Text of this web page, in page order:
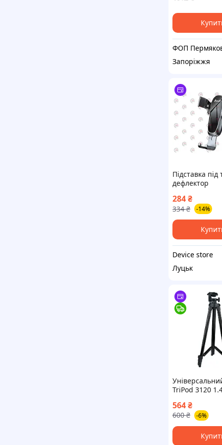
Запоріжжя
Підставка
дефлектор
"автомажим"
телефони
284₴
334 ₴ -14%
Device store
Луцьк
TriPod 3120
відеокамери/
фотоапарати
564₴
600 ₴ -6%